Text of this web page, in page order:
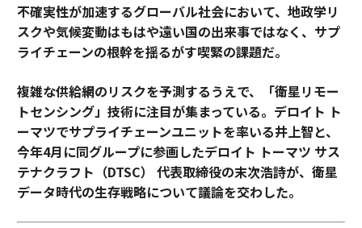
不確実性が加速するグローバル社会において、地政学リ
スクや気候変動はもはや遠い国の出来事ではなく、サプ
ライチェーンの根幹を揺るがす喫緊の課題だ。
複雑な供給網のリスクを予測するうえで、「衛星リモー
トセンシング」技術に注目が集まっている。デロイト ト
ーマツでサプライチェーンユニットを率いる井上智と、
今年4月に同グループに参画したデロイト トーマツ サス
テナクラフト（DTSC） 代表取締役の末次浩詩が、衛星
データ時代の生存戦略について議論を交わした。